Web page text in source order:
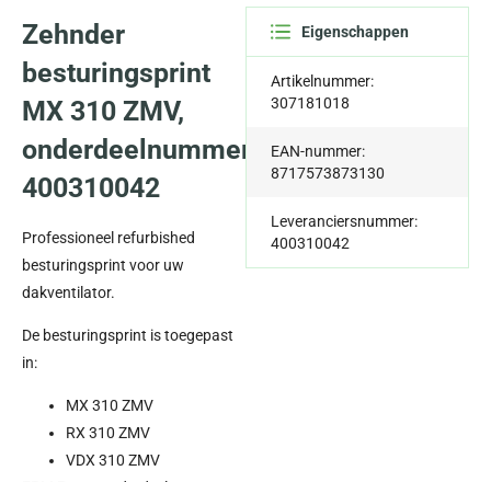
Zehnder
besturingsprint
MX 310 ZMV,
onderdeelnummer
400310042
Professioneel refurbished
besturingsprint voor uw
dakventilator.
De besturingsprint is toegepast
in:
MX 310 ZMV
RX 310 ZMV
VDX 310 ZMV
Eigenschappen
Artikelnummer:
307181018
EAN-nummer:
8717573873130
Leveranciersnummer:
400310042